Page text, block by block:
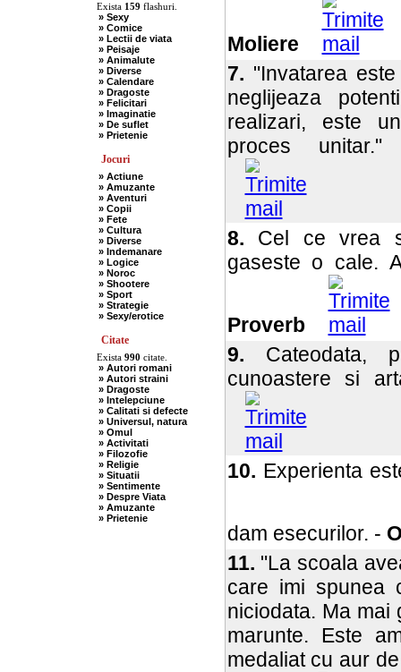
Exista 159 flashuri.
» Sexy
» Comice
» Lectii de viata
» Peisaje
» Animalute
» Diverse
» Calendare
» Dragoste
» Felicitari
» Imaginatie
» De suflet
» Prietenie
Jocuri
» Actiune
» Amuzante
» Aventuri
» Copii
» Fete
» Cultura
» Diverse
» Indemanare
» Logice
» Noroc
» Shootere
» Sport
» Strategie
» Sexy/erotice
Citate
Exista 990 citate.
» Autori romani
» Autori straini
» Dragoste
» Intelepciune
» Calitati si defecte
» Universul, natura
» Omul
» Activitati
» Filozofie
» Religie
» Situatii
» Sentimente
» Despre Viata
» Amuzante
» Prietenie
Moliere
7. "Invatarea
neglijeaza
realizari, este
proces
8. Cel ce vrea
gaseste o cale.
Proverb
9. Cateodata,
cunoastere si
10. Experienta
dam esecurilor. -
11. "La scoala
care imi spunea
niciodata. Ma mai
marunte. Este
medaliat cu aur